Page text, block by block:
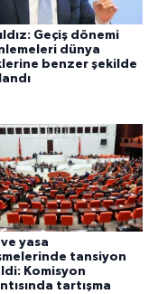
Geçiş dönemi
dünya
benzer şekilde
yasa
tansiyon
Komisyon
tartışma